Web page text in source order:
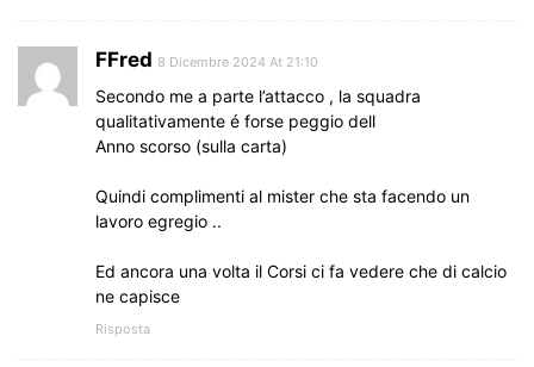
FFred 8 Dicembre 2024 At 21:10
Secondo me a parte l’attacco , la squadra
qualitativamente é forse peggio dell
Anno scorso (sulla carta)
Quindi complimenti al mister che sta facendo un
lavoro egregio ..
Ed ancora una volta il Corsi ci fa vedere che di calcio
ne capisce
Risposta